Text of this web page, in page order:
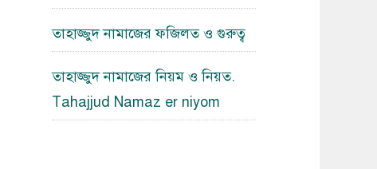
তাহাজ্জুদ নামাজের ফজিলত ও গুরুত্ব
তাহাজ্জুদ নামাজের নিয়ম ও নিয়ত.
Tahajjud Namaz er niyom